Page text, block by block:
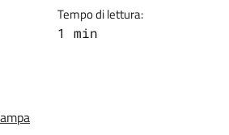
Tempo di lettura:
1 min